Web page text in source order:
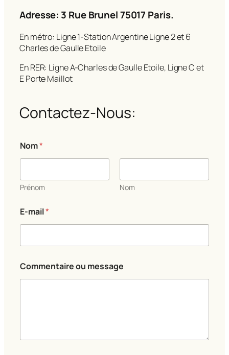
Adresse: 3 Rue Brunel 75017 Paris.
En métro: Ligne 1-Station Argentine Ligne 2 et 6
Charles de Gaulle Etoile
En RER: Ligne A-Charles de Gaulle Etoile, Ligne C et
E Porte Maillot
Contactez-Nous:
Nom*
Prénom Nom
E-mail*
-
m
Commentaire ou message